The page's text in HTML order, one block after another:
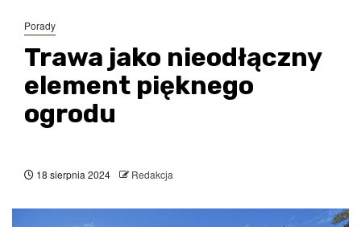
Porady
Trawa jako nieodłączny
element pięknego
ogrodu
18 sierpnia 2024 Redakcja